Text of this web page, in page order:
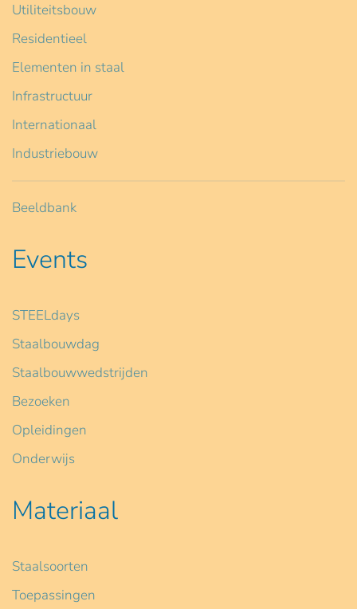
Utiliteitsbouw
Residentieel
Elementen in staal
Infrastructuur
Internationaal
Industriebouw
Beeldbank
Events
STEELdays
Staalbouwdag
Staalbouwwedstrijden
Bezoeken
Opleidingen
Onderwijs
Materiaal
Staalsoorten
Toepassingen